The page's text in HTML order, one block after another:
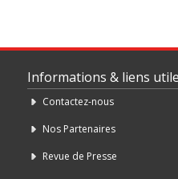
Informations & liens
Contactez-nous
Nos Partenaires
Revue de Presse